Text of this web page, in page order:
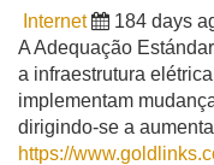
Internet 184 days
A Adequação
a infraestrutura
implementam
dirigindo-se a
https://